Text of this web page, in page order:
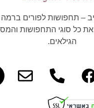
– תחפושות לפורים
את כל סוגי התחפושות
הגילאים.